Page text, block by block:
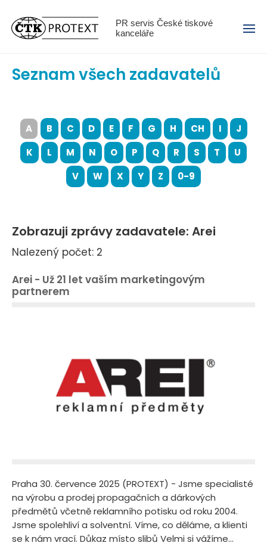
PR servis České tiskové
kanceláře
Menu
Seznam všech zadavatelů
A B C D E F G H CH I
J
K
L M N O P Q R S T
U
V
W X Y Z 0-9
Zobrazuji zprávy zadavatele: Arei
Nalezený počet: 2
Arei - Už 21 let vaším marketingovým
partnerem
Praha 30. července 2025 (PROTEXT) - Jsme specialisté
na výrobu a prodej propagačních a dárkových
předmětů včetně reklamního potisku od roku 2004.
Jsme spolehliví a solventní. Víme, co děláme, a klienti
se k nám vrací. Důkaz místo slibů Velmi si vážíme...